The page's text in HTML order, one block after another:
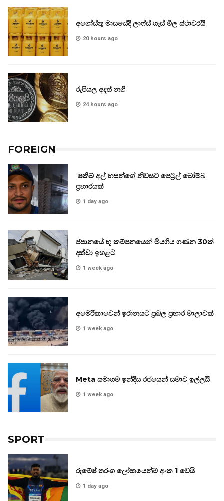
අගෝස්තු මාසයේදී ලාෆ්ස් ගෑස් මිල ස්ථාවරයි
20 hours ago
රුපියල අදත් නගී
24 hours ago
FOREIGN
ෂකීබ් අල් හසන්ගේ නිවසට පෙට්‍රල් බෝම්බ
ප්‍රහාරයක්
1 day ago
ජපානයේ භූ කම්පනයෙන් මියගිය ගණන 30ක්
දක්වා ඉහළට
1 week ago
අමෙරිකාවෙන් ඉරානයට ප්‍රබල ප්‍රහාර මාලාවක්
1 week ago
Meta සමාගම ඉන්දීය රජයෙන් සමාව ඉල්ලයි
1 week ago
SPORT
රුමේෂ් තරංග ලෝකයෙන්ම අංක 1 වෙයි
1 day ago